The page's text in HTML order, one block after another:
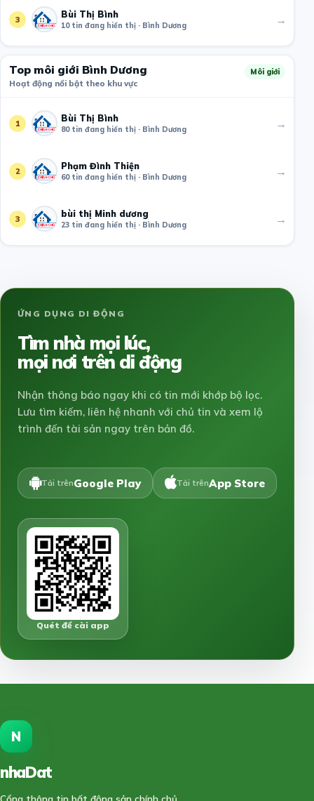
3 Bùi Thị Bình
10 tin đang hiển thị · Bình Dương →
Top môi giới Bình Dương
Hoạt động nổi bật theo khu vực
Môi giới
1 Bùi Thị Bình
80 tin đang hiển thị · Bình Dương →
2 Phạm Đình Thiện
60 tin đang hiển thị · Bình Dương →
3 bùi thị Minh dương
23 tin đang hiển thị · Bình Dương →
ỨNG DỤNG DI ĐỘNG
Tìm nhà mọi lúc,
mọi nơi trên di động
Nhận thông báo ngay khi có tin mới khớp bộ lọc.
Lưu tìm kiếm, liên hệ nhanh với chủ tin và xem lộ
trình đến tài sản ngay trên bản đồ.
Tải trênGoogle Play Tải trênApp Store
Quét để cài app
N
nhaDat